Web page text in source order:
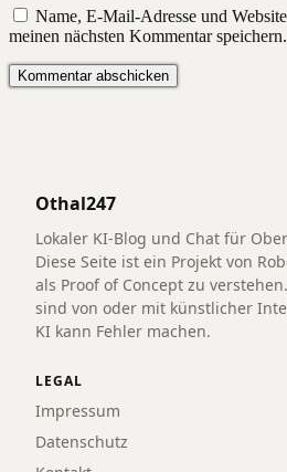
Name, E-Mail-Adresse und
meinen nächsten Kommentar speichern.
Othal247
Lokaler KI-Blog und Chat für
Diese Seite ist ein Projekt von
als Proof of Concept zu
sind von oder mit künstlicher
KI kann Fehler machen.
LEGAL
Impressum
Datenschutz